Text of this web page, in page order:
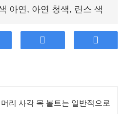
아연, 아연 청색, 린스 색
일, 인산 아연, 용융 아연
, 호주, 유럽 등
리 사각 목 볼트는 일반적으로